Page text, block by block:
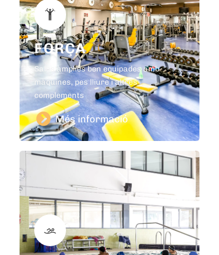
FORÇA
Sales àmplies ben equipades amb
màquines, pes lliure i altres
complements
Més informació